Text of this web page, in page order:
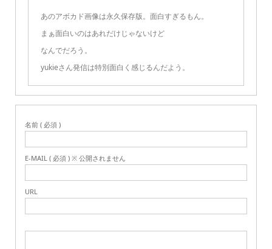
あのアボカド画像は永久保存版。面白すぎるもん。
まぁ面白いのはあれだけじゃないけど
なんでだろう。
yukieさん発信は特別面白く感じるんだよう。
名前 ( 必須 )
E-MAIL ( 必須 ) ※ 公開されません
URL